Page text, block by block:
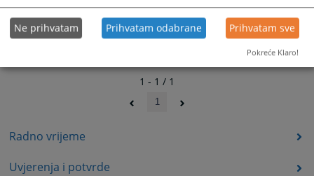
Radno vrijeme
Uvjerenja i potvrde
1 - 1 / 1
1
Ne prihvatam Prihvatam odabrane Prihvatam sve
Pokreće Klaro!